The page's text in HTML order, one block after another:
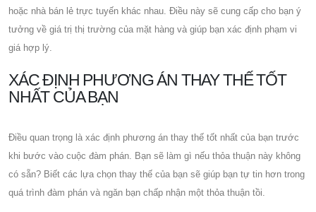
hoặc nhà bán lẻ trực tuyến khác nhau. Điều này sẽ cung cấp cho bạn ý
tưởng về giá trị thị trường của mặt hàng và giúp bạn xác định phạm vi
giá hợp lý.
XÁC ĐỊNH PHƯƠNG ÁN THAY THẾ TỐT
NHẤT CỦA BẠN
Điều quan trọng là xác định phương án thay thế tốt nhất của bạn trước
khi bước vào cuộc đàm phán. Bạn sẽ làm gì nếu thỏa thuận này không
có sẵn? Biết các lựa chọn thay thế của bạn sẽ giúp bạn tự tin hơn trong
quá trình đàm phán và ngăn bạn chấp nhận một thỏa thuận tồi.